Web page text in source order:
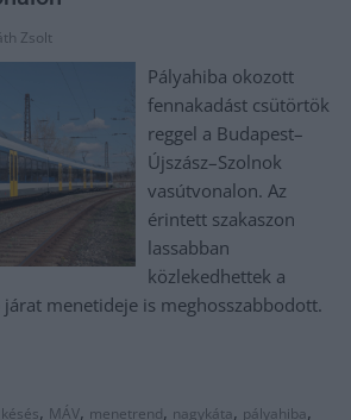
Zsolt
Pályahiba okozott
fennakadást csütörtök
reggel a Budapest–
Újszász–Szolnok
vasútvonalon. Az
érintett szakaszon
lassabban
közlekedhettek a
menetideje is meghosszabbodott.
késés, MÁV, menetrend, nagykáta, pályahiba,